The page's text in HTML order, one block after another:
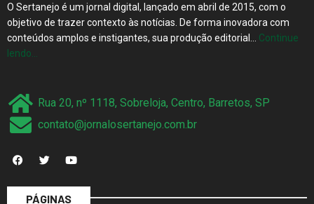
O Sertanejo é um jornal digital, lançado em abril de 2015, com o
objetivo de trazer contexto às notícias. De forma inovadora com
conteúdos amplos e instigantes, sua produção editorial… Continue
lendo…
Rua 20, nº 1118, Sobreloja, Centro, Barretos, SP
contato@jornalosertanejo.com.br
PÁGINAS